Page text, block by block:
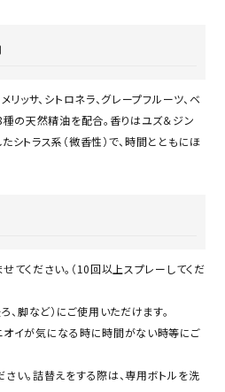
リッサ、シトロネラ、グレープフルーツ、ベ
種の天然精油を配合。香りはユズ＆ジン
シトラス系（微香性）で、時間とともにほ
てください。（10回以上スプレーしてくだ
、脚など）にご使用いただけます。
オイが気になる時に時間がない時等にご
い。詰替えをする際は、専用ボトルを洗